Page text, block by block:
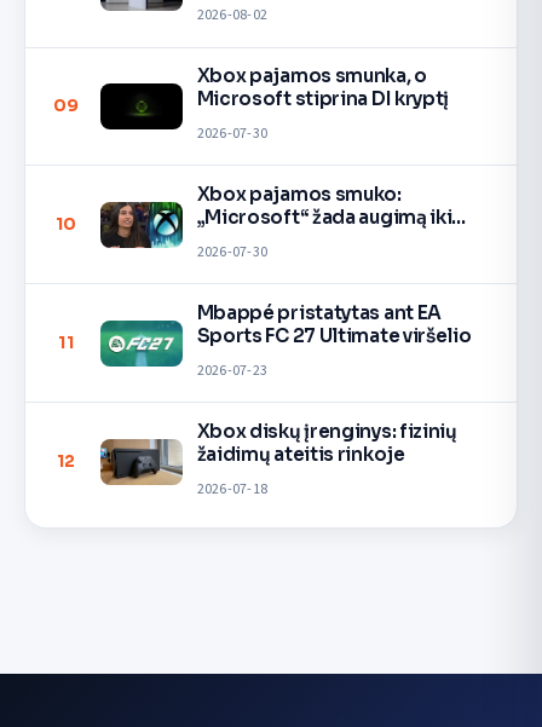
2026-08-02
09
Xbox pajamos smunka, o
Microsoft stiprina DI kryptį
2026-07-30
10
Xbox pajamos smuko:
„Microsoft“ žada augimą iki
2026-07-30
11
Mbappé pristatytas ant EA
Sports FC 27 Ultimate viršelio
2026-07-23
12
Xbox diskų įrenginys: fizinių
žaidimų ateitis rinkoje
2026-07-18